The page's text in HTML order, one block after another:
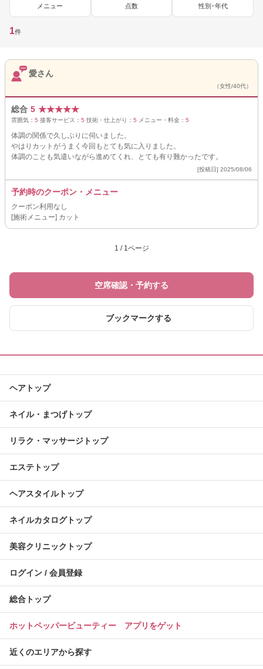
メニュー 点数 性別･年代
1件
愛さん
（女性/40代）
総合 5 ★★★★★
雰囲気： 5 接客サービス： 5 技術・仕上がり： 5 メニュー・料金： 5
体調の関係で久しぶりに伺いました。
やはりカットがうまく今回もとても気に入りました。
体調のことも気遣いながら進めてくれ、とても有り難かったです。
[投稿日] 2025/08/06
予約時のクーポン・メニュー
クーポン利用なし
[施術メニュー] カット
1 / 1ページ
空席確認・予約する
ブックマークする
ヘアトップ
ネイル・まつげトップ
リラク・マッサージトップ
エステトップ
ヘアスタイルトップ
ネイルカタログトップ
美容クリニックトップ
ログイン / 会員登録
総合トップ
ホットペッパービューティー アプリをゲット
近くのエリアから探す